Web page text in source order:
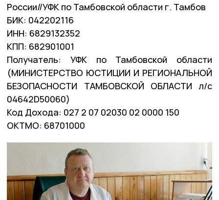
России//УФК по Тамбовской области г. Тамбов
БИК: 042202116
ИНН: 6829132352
КПП: 682901001
Получатель: УФК по Тамбовской области
(МИНИСТЕРСТВО ЮСТИЦИИ И РЕГИОНАЛЬНОЙ
БЕЗОПАСНОСТИ ТАМБОВСКОЙ ОБЛАСТИ л/с
04642D50060)
Код Дохода: 027 2 07 02030 02 0000 150
ОКТМО: 68701000